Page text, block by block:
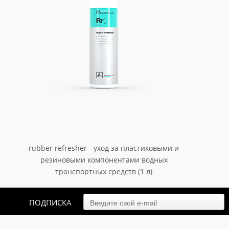
rubber refresher - уход за пластиковыми и
резиновыми компонентами водных
транспортных средств (1 л)
2 375.10₽
ПОДПИСКА